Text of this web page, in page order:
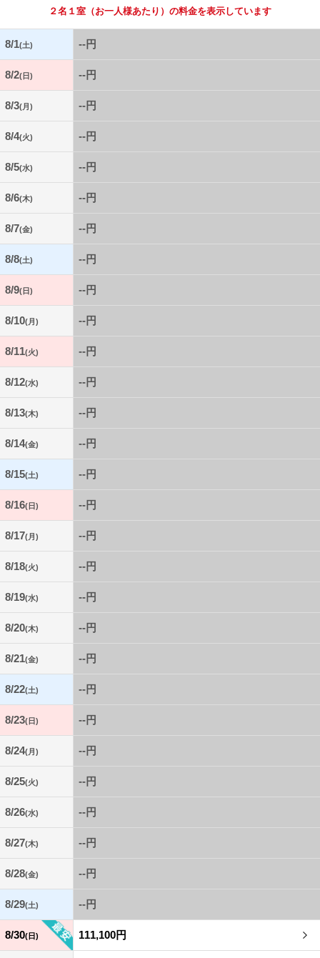
２名１室 （お一人様あたり）の料金を表示しています
8/1(土) --円
8/2(日) --円
8/3(月) --円
8/4(火) --円
8/5(水) --円
8/6(木) --円
8/7(金) --円
8/8(土) --円
8/9(日) --円
8/10(月) --円
8/11(火) --円
8/12(水) --円
8/13(木) --円
8/14(金) --円
8/15(土) --円
8/16(日) --円
8/17(月) --円
8/18(火) --円
8/19(水) --円
8/20(木) --円
8/21(金) --円
8/22(土) --円
8/23(日) --円
8/24(月) --円
8/25(火) --円
8/26(水) --円
8/27(木) --円
8/28(金) --円
8/29(土) --円
8/30(日) 111,100円